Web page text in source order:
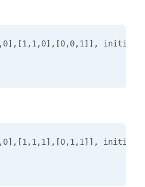
initial
initial